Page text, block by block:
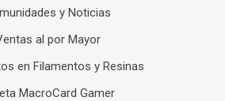
y Noticias
al por Mayor
en Filamentos y Resinas
MacroCard Gamer